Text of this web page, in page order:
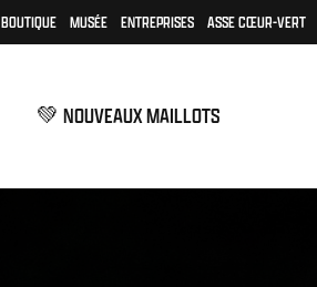
BOUTIQUE MUSÉE ENTREPRISES ASSE CŒUR-VERT
💚 NOUVEAUX MAILLOTS